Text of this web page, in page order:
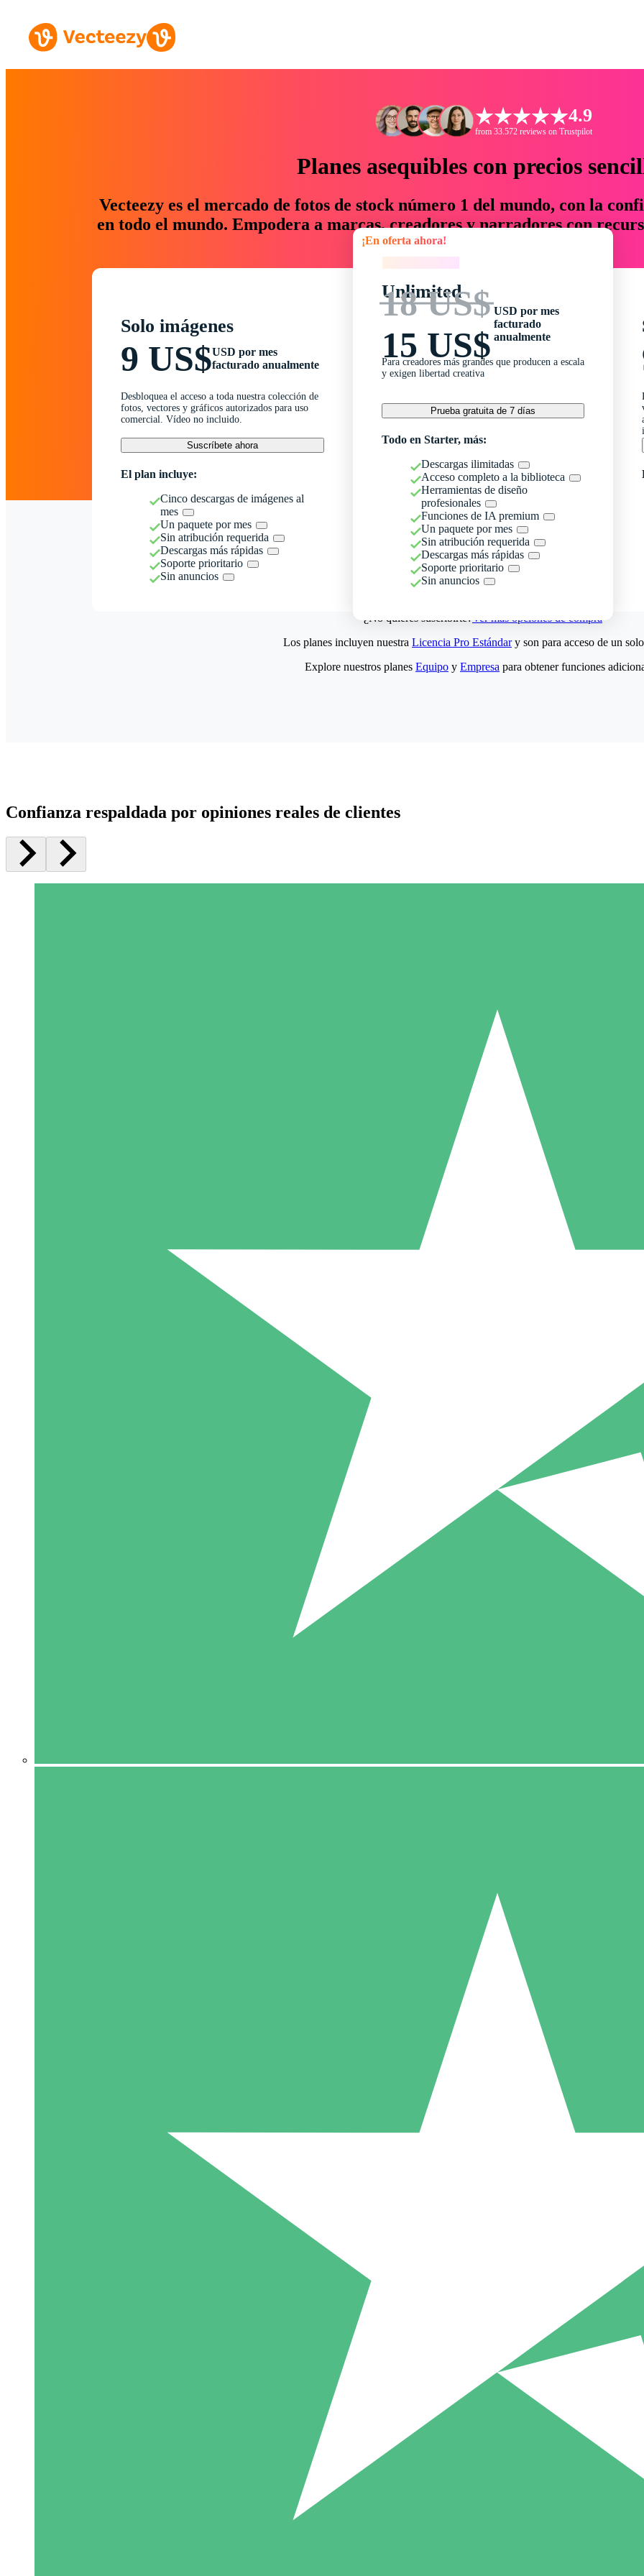
4.9
from 33.572 reviews on Trustpilot
Planes asequibles con precios
Vecteezy es el mercado de fotos de stock número 1 del mundo, con la
en todo el mundo. Empodera a marcas, creadores y narradores con
un 76 % en tiempo y presupuesto.
Solo imágenes
9 US$USD por mes
facturado anualmente
Desbloquea el acceso a toda nuestra colección de
fotos, vectores y gráficos autorizados para uso
comercial. Vídeo no incluido.
Suscríbete ahora
El plan incluye:
Cinco descargas de imágenes al
mes
Un paquete por mes
Sin atribución requerida
Descargas más rápidas
Soporte prioritario
Sin anuncios
¡En oferta ahora!
Unlimited
18 US$
15 US$
USD por mes
facturado
anualmente
Para creadores más grandes que producen a escala
y exigen libertad creativa
Prueba gratuita de 7 días
Todo en Starter, más:
Descargas ilimitadas
Acceso completo a la biblioteca
Herramientas de diseño
profesionales
Funciones de IA premium
Un paquete por mes
Sin atribución requerida
Descargas más rápidas
Soporte prioritario
Sin anuncios
¿No quieres suscribirte?Ver más opciones de compra
5 Descargas
15
Los planes incluyen nuestra Licencia Pro Estándary son para acceso de un
Explore nuestros planes Equipo y Empresa para obtener funciones
Confianza respaldada por opiniones reales de clientes